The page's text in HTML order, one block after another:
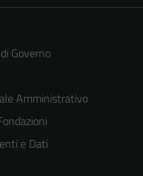
Governo
Amministrativo
e Dati